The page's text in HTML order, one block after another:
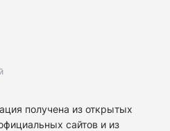
получена из открытых
сайтов и из